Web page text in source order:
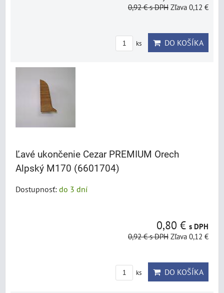
0,92 €s DPH Zľava 0,12 €
ks DO KOŠÍKA
Ľavé ukončenie Cezar PREMIUM Orech
Alpský M170 (6601704)
Dostupnosť: do 3 dní
0,80 € s DPH
0,92 €s DPH Zľava 0,12 €
ks DO KOŠÍKA